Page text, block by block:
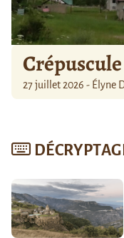
Crépuscule
27 juillet 2026 - Élyne